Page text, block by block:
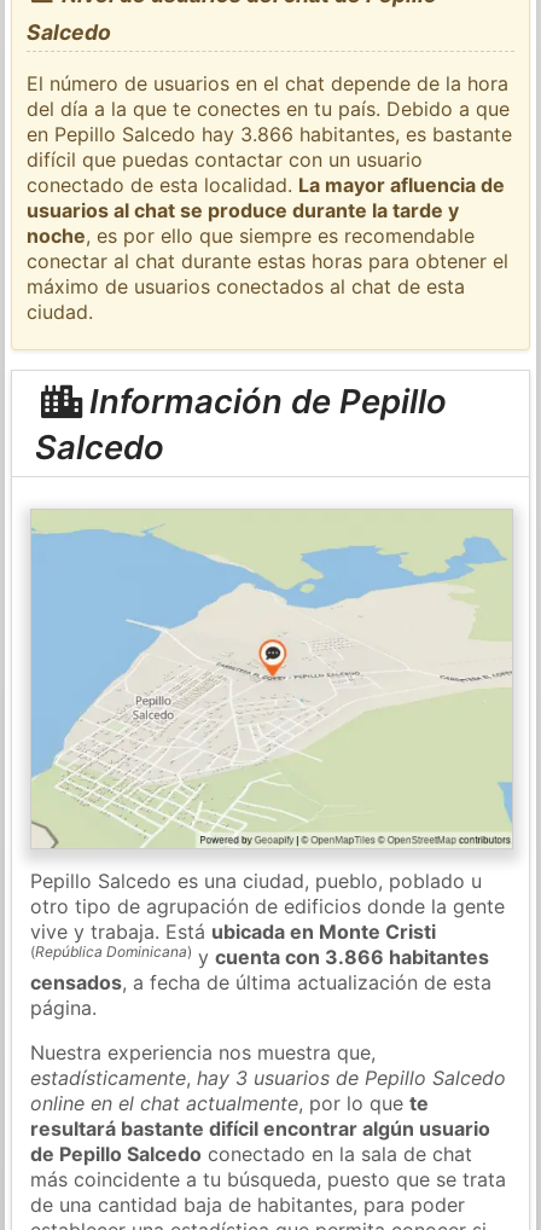
Salcedo
El número de usuarios en el chat depende de la hora
del día a la que te conectes en tu país. Debido a que
en Pepillo Salcedo hay 3.866 habitantes, es bastante
difícil que puedas contactar con un usuario
conectado de esta localidad. La mayor afluencia de
usuarios al chat se produce durante la tarde y
noche, es por ello que siempre es recomendable
conectar al chat durante estas horas para obtener el
máximo de usuarios conectados al chat de esta
ciudad.
Información de Pepillo
Salcedo
Pepillo Salcedo es una ciudad, pueblo, poblado u
otro tipo de agrupación de edificios donde la gente
vive y trabaja. Está ubicada en Monte Cristi
(República Dominicana) ycuenta con 3.866 habitantes
censados, a fecha de última actualización de esta
página.
Nuestra experiencia nos muestra que,
estadísticamente,hay 3 usuarios de Pepillo Salcedo
online en el chat actualmente, por lo quete
resultará bastante difícil encontrar algún usuario
de Pepillo Salcedo conectado en la sala de chat
más coincidente a tu búsqueda, puesto que se trata
de una cantidad baja de habitantes, para poder